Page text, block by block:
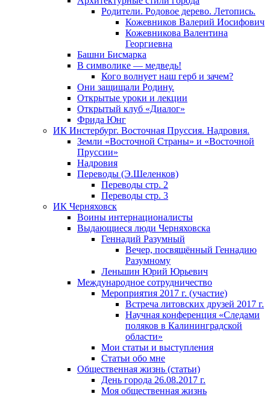
Родители. Родовое дерево. Летопись.
Кожевников Валерий Иосифович
Кожевникова Валентина
Георгиевна
Башни Бисмарка
В символике — медведь!
Кого волнует наш герб и зачем?
Они защищали Родину.
Открытые уроки и лекции
Открытый клуб «Диалог»
Фрида Юнг
ИК Инстербург. Восточная Пруссия. Надровия.
Земли «Восточной Страны» и «Восточной
Пруссии»
Надровия
Переводы (Э.Шеленков)
Переводы стр. 2
Переводы стр. 3
ИК Черняховск
Воины интернационалисты
Выдающиеся люди Черняховска
Геннадий Разумный
Вечер, посвящённый Геннадию
Разумному
Леньшин Юрий Юрьевич
Международное сотрудничество
Мероприятия 2017 г. (участие)
Встреча литовских друзей 2017 г.
Научная конференция «Следами
поляков в Калининградской
области»
Мои статьи и выступления
Статьи обо мне
Общественная жизнь (статьи)
День города 26.08.2017 г.
Моя общественная жизнь